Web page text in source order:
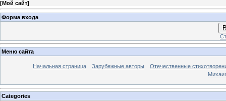
[Мой сайт]
Форма входа
Меню сайта
Начальная страница Зарубежные авторы
Отечественные
Categories